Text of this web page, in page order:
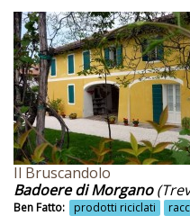
Degustazione e
Degustazione olio
Degustazione
Degustazione
Degustazioni
Degustazioni al
Degustazioni
Il Bruscandolo
Badoere di Morgano
Ben Fatto: prodotti riciclati